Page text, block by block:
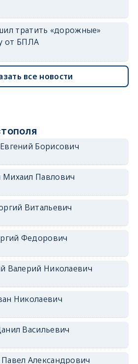
тратить «дорожные»
от БПЛА
все новости
Борисович
Павлович
Витальевич
Федорович
Валерий Николаевич
Николаевич
Васильевич
Александрович